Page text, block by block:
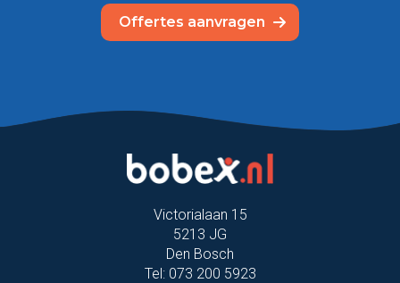
Offertes aanvragen
Victorialaan 15
5213 JG
Den Bosch
Tel: 073 200 5923